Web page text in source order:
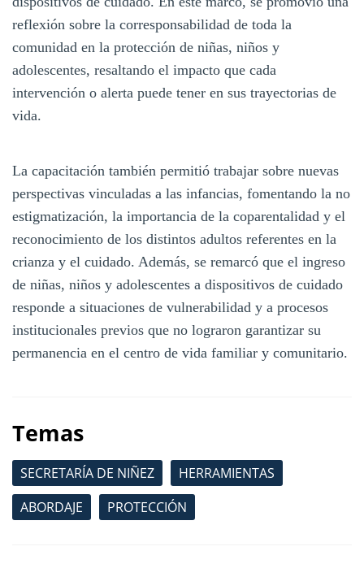
reflexión sobre la corresponsabilidad de toda la
comunidad en la protección de niñas, niños y
adolescentes, resaltando el impacto que cada
intervención o alerta puede tener en sus trayectorias de
vida.
La capacitación también permitió trabajar sobre nuevas
perspectivas vinculadas a las infancias, fomentando la no
estigmatización, la importancia de la coparentalidad y el
reconocimiento de los distintos adultos referentes en la
crianza y el cuidado. Además, se remarcó que el ingreso
de niñas, niños y adolescentes a dispositivos de cuidado
responde a situaciones de vulnerabilidad y a procesos
institucionales previos que no lograron garantizar su
permanencia en el centro de vida familiar y comunitario.
Temas
SECRETARÍA DE NIÑEZ
HERRAMIENTAS
ABORDAJE
PROTECCIÓN